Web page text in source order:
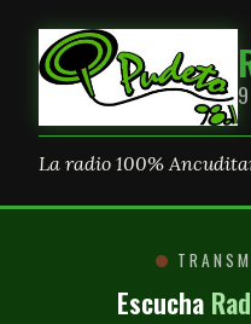
La radio 100%
Escucha